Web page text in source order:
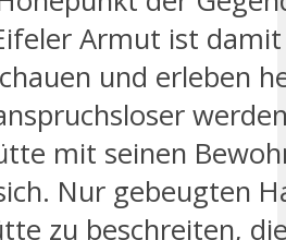
Armut ist
und erleben
mit seinen
Nur gebeugten
zu beschreiten,